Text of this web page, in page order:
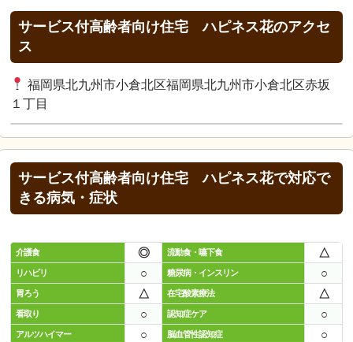
サービス付高齢者向け住宅 ハピネス花のアクセ
ス
福岡県北九州市小倉北区福岡県北九州市小倉北区赤坂
１丁目
サービス付高齢者向け住宅 ハピネス花で対応で
きる病気・症状
介護食 ◎ 流動食・嚥下食 △
リハビリ ○ 糖尿病・インスリン ○
胃ろう △ 在宅酸素療法 △
看取り ○ 認知症ケア ○
アルツハイマー ○ 脳血管性認知症 ○